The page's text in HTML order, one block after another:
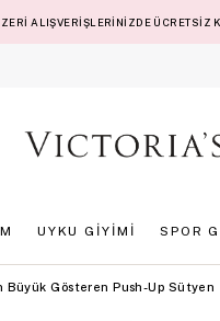
ALIŞVERİŞLERİNİZDE ÜCRETSİZ
UYKU GİYİMİ SPOR
Büyük Gösteren Push-Up Sütyen